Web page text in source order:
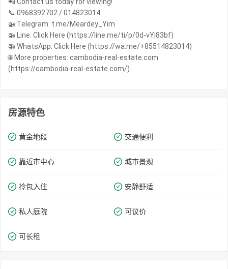
📞 0968392702 / 014823014
🚁 Telegram: t.me/Meardey_Yim
🚁 Line: Click Here (https://line.me/ti/p/0d-vYi83bf)
🚁 WhatsApp: Click Here (https://wa.me/+85514823014)
🌐 More properties: cambodia-real-estate.com
(https://cambodia-real-estate.com/)
房源特色
黄金地段 交通便利
靠近市中心 城市景观
拎包入住 安静舒适
私人庭院 可议价
可长租